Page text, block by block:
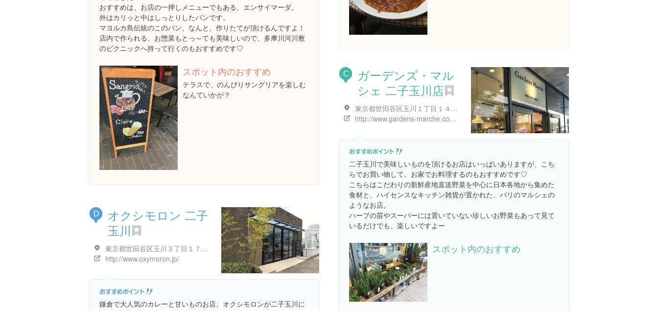
おすすめは、お店の一押しメニューでもある、エンサイマーダ。
外はカリッと中はしっとりしたパンです。
マヨルカ島伝統のこのパン、なんと、作りたてが頂けるんですよ！
店内で作られる、お惣菜もとっ～ても美味しいので、多摩川河川敷
のピクニックへ持って行くのもおすすめです♡
スポット内のおすすめ
テラスで、のんびりサングリアを楽しむ
なんていかが？
C
ガーデンズ・マル
シェ 二子玉川店
東京都世田谷区玉川１丁目１４-１ 二子玉川ライズＳ.Ｃ. テラスマーケット 2F
http://www.gardens-marche.com/info/
二子玉川で美味しいものを頂けるお店はいっぱいありますが、こち
らでお買い物して、お家でお料理するのもおすすめです♡
こちらはこだわりの新鮮産地直送野菜を中心に日本各地から集めた
食材と、ハイセンスなキッチン雑貨が置かれた、パリのマルシェの
ようなお店。
ハーブの苗やスーパーには置いていない珍しいお野菜もあって見て
いるだけでも、楽しいですよー
スポット内のおすすめ
D
オクシモロン 二子
玉川
東京都世田谷区玉川３丁目１７-１ 高島屋S.C本館 ３階
http://www.oxymoron.jp/
鎌倉で大人気のカレーと甘いものお店、オクシモロンが二子玉川に